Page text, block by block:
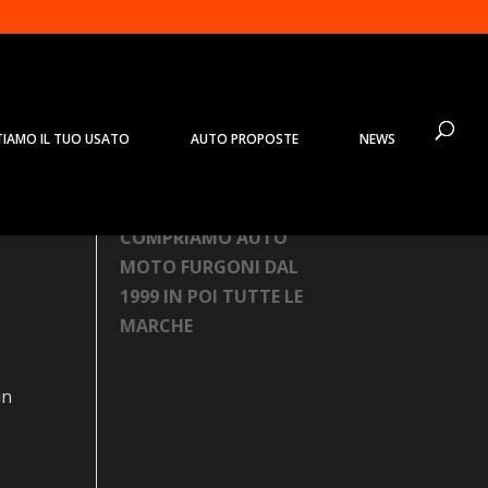
IL TUO USATO AUTO PROPOSTE NEWS
COMPRIAMO AUTO
MOTO FURGONI DAL
1999 IN POI TUTTE LE
MARCHE